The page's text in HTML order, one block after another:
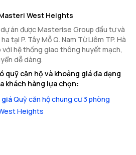
West Heights
án được Masterise Group đầu tư và
tại P. Tây Mỗ Q. Nam Từ Liêm TP. Hà
với hệ thống giao thông huyết mạch,
dễ dàng.
quỹ căn hộ và khoảng giá đa dạng
khách hàng lựa chọn:
giáQuỹ căn hộ chung cư 3 phòng
Heights